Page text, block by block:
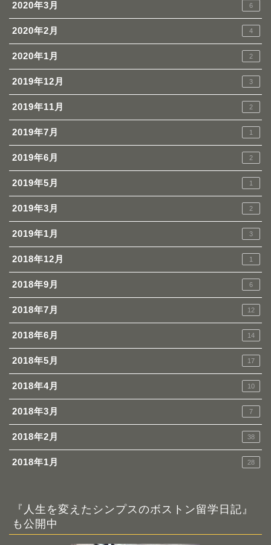
2020年3月 6
2020年2月 4
2020年1月 2
2019年12月 3
2019年11月 2
2019年7月 1
2019年6月 2
2019年5月 1
2019年3月 2
2019年1月 3
2018年12月 1
2018年9月 6
2018年7月 12
2018年6月 14
2018年5月 17
2018年4月 10
2018年3月 7
2018年2月 38
2018年1月 28
『人生を変えたシンプスのボストン留学日記』
も公開中